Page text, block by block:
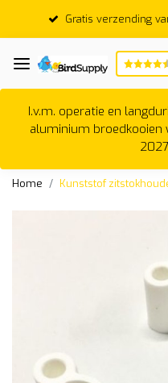
Gratis verzending
I.v.m. operatie en
aluminium broedkooien
2027
Home Kunststof